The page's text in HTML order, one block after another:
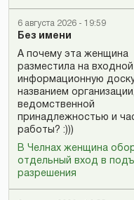
6 августа 2026 - 19:59
Без имени
А почему эта женщина
разместила на входной
информационную
названием
ведомственной
принадлежностью и
работы? :)))
В Челнах женщина
отдельный вход в
разрешения